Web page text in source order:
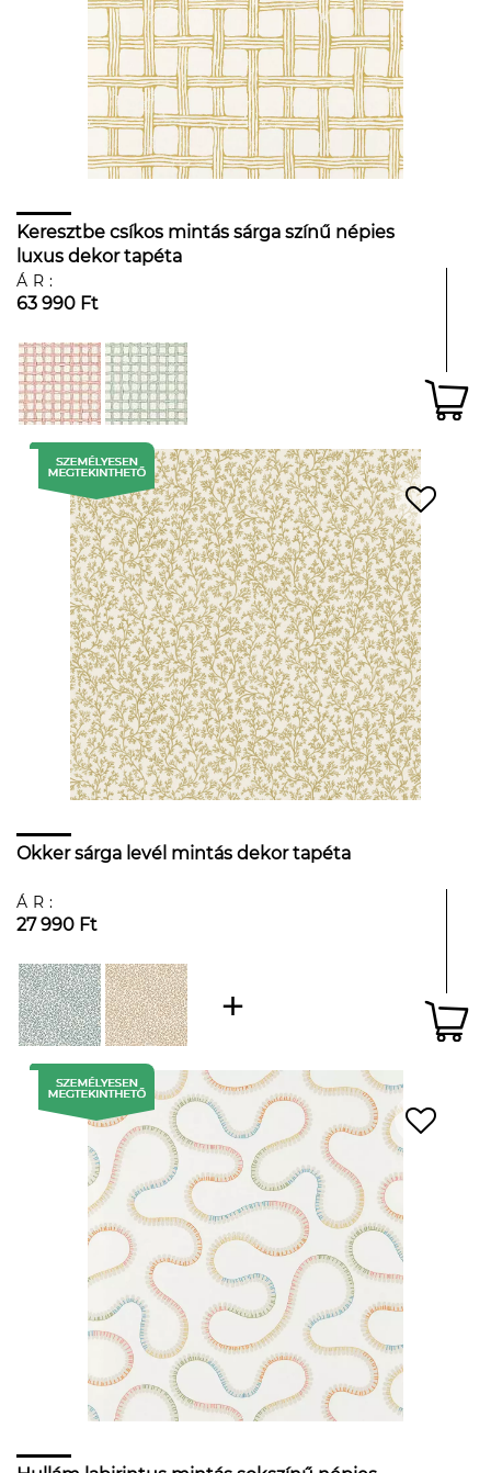
Keresztbe csíkos mintás sárga színű népies
luxus dekor tapéta
ÁR:
63 990 Ft
Okker sárga levél mintás dekor tapéta
ÁR:
27 990 Ft